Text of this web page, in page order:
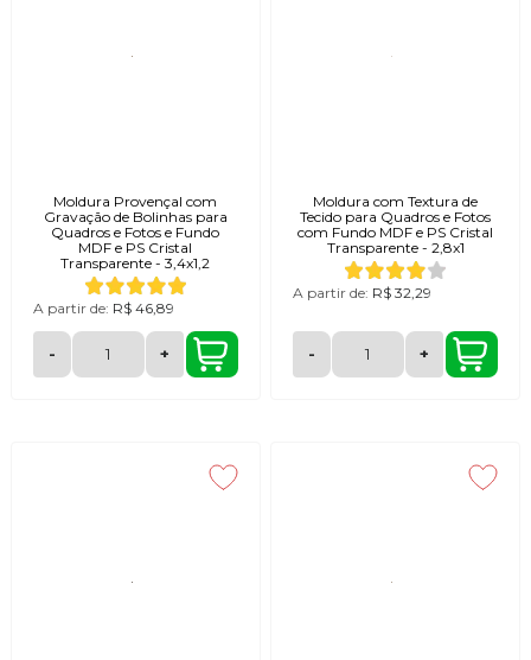
Moldura Provençal com
Gravação de Bolinhas para
Quadros e Fotos e Fundo
MDF e PS Cristal
Transparente - 3,4x1,2
A partir de: R$ 46,89
- +
Moldura com Textura de
Tecido para Quadros e Fotos
com Fundo MDF e PS Cristal
Transparente - 2,8x1
A partir de: R$ 32,29
- +